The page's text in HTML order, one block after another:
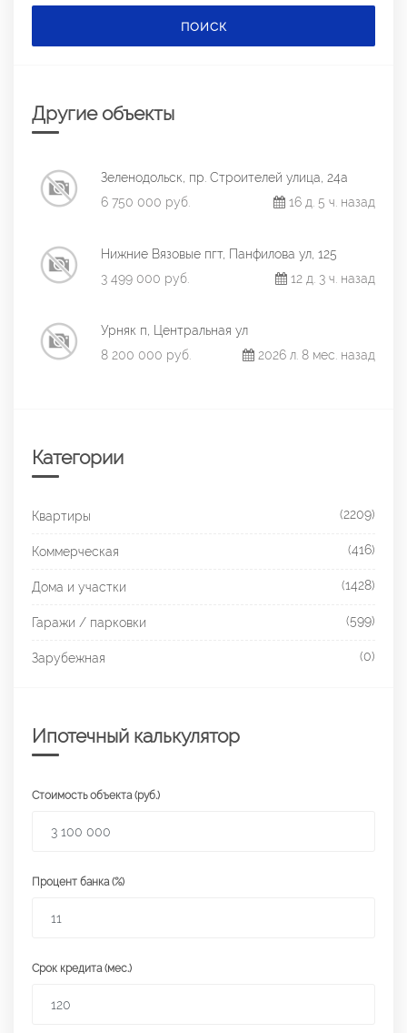
ПОИСК
Другие объекты
Зеленодольск, пр. Строителей улица, 24а
6 750 000 руб.
16 д. 5 ч. назад
Нижние Вязовые пгт, Панфилова ул, 125
3 499 000 руб.
12 д. 3 ч. назад
Урняк п, Центральная ул
8 200 000 руб.
2026 л. 8 мес. назад
Категории
Квартиры (2209)
Коммерческая (416)
Дома и участки (1428)
Гаражи / парковки (599)
Зарубежная (0)
Ипотечный калькулятор
Стоимость объекта (руб.)
Процент банка (%)
Срок кредита (мес.)